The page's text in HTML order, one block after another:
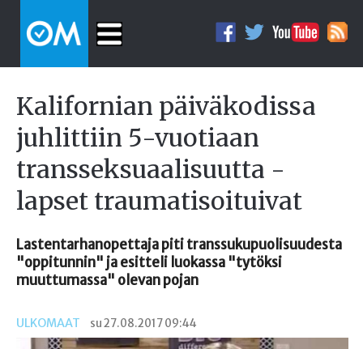
Kalifornian päiväkodissa
juhlittiin 5-vuotiaan
transseksuaalisuutta -
lapset traumatisoituivat
Lastentarhanopettaja piti transsukupuolisuudesta
"oppitunnin" ja esitteli luokassa "tytöksi
muuttumassa" olevan pojan
ULKOMAAT su 27.08.2017 09:44